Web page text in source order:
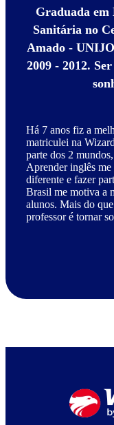
Graduada em
Sanitária no
Amado -
2009 - 2012.
Há 7 anos fiz a
matriculei na
parte dos 2
Aprender inglês
diferente e fazer
Brasil me motiva a
alunos. Mais do
professor é tornar